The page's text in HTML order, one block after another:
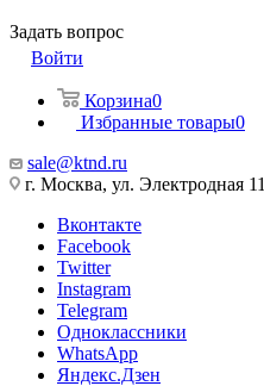
Задать вопрос
Войти
Корзина0
Избранные товары0
sale@ktnd.ru
г. Москва, ул. Электродная 11
Вконтакте
Facebook
Twitter
Instagram
Telegram
Одноклассники
WhatsApp
Яндекс.Дзен